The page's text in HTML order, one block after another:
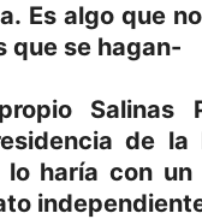
Es algo que
que se hagan-
de la
lo haría con